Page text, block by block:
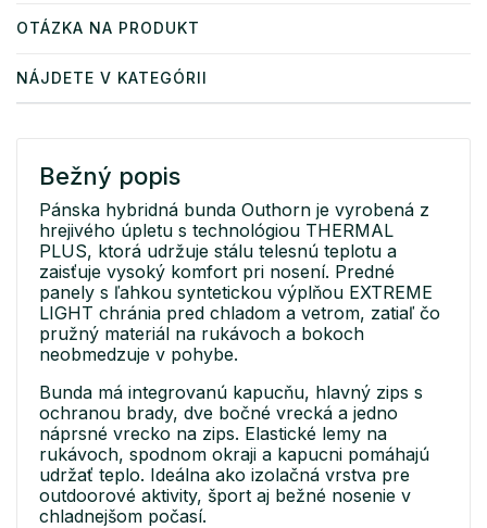
OTÁZKA NA PRODUKT
NÁJDETE V KATEGÓRII
Bežný popis
Pánska hybridná bunda Outhorn je vyrobená z
hrejivého úpletu s technológiou THERMAL
PLUS, ktorá udržuje stálu telesnú teplotu a
zaisťuje vysoký komfort pri nosení. Predné
panely s ľahkou syntetickou výplňou EXTREME
LIGHT chránia pred chladom a vetrom, zatiaľ čo
pružný materiál na rukávoch a bokoch
neobmedzuje v pohybe.
Bunda má integrovanú kapucňu, hlavný zips s
ochranou brady, dve bočné vrecká a jedno
náprsné vrecko na zips. Elastické lemy na
rukávoch, spodnom okraji a kapucni pomáhajú
udržať teplo. Ideálna ako izolačná vrstva pre
outdoorové aktivity, šport aj bežné nosenie v
chladnejšom počasí.